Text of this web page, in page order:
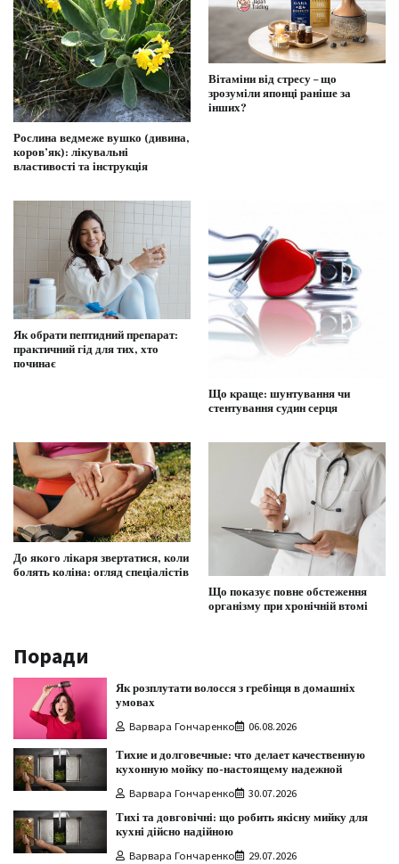
Рослина ведмеже вушко (дивина,
коров’як): лікувальні
властивості та інструкція
Вітаміни від стресу – що
зрозуміли японці раніше за
інших?
Як обрати пептидний препарат:
практичний гід для тих, хто
починає
Що краще: шунтування чи
стентування судин серця
До якого лікаря звертатися, коли
болять коліна: огляд спеціалістів
Що показує повне обстеження
організму при хронічній втомі
Поради
Як розплутати волосся з гребінця в домашніх
умовах
Варвара Гончаренко 06.08.2026
Тихие и долговечные: что делает качественную
кухонную мойку по-настоящему надежной
Варвара Гончаренко 30.07.2026
Тихі та довговічні: що робить якісну мийку для
кухні дійсно надійною
Варвара Гончаренко 29.07.2026